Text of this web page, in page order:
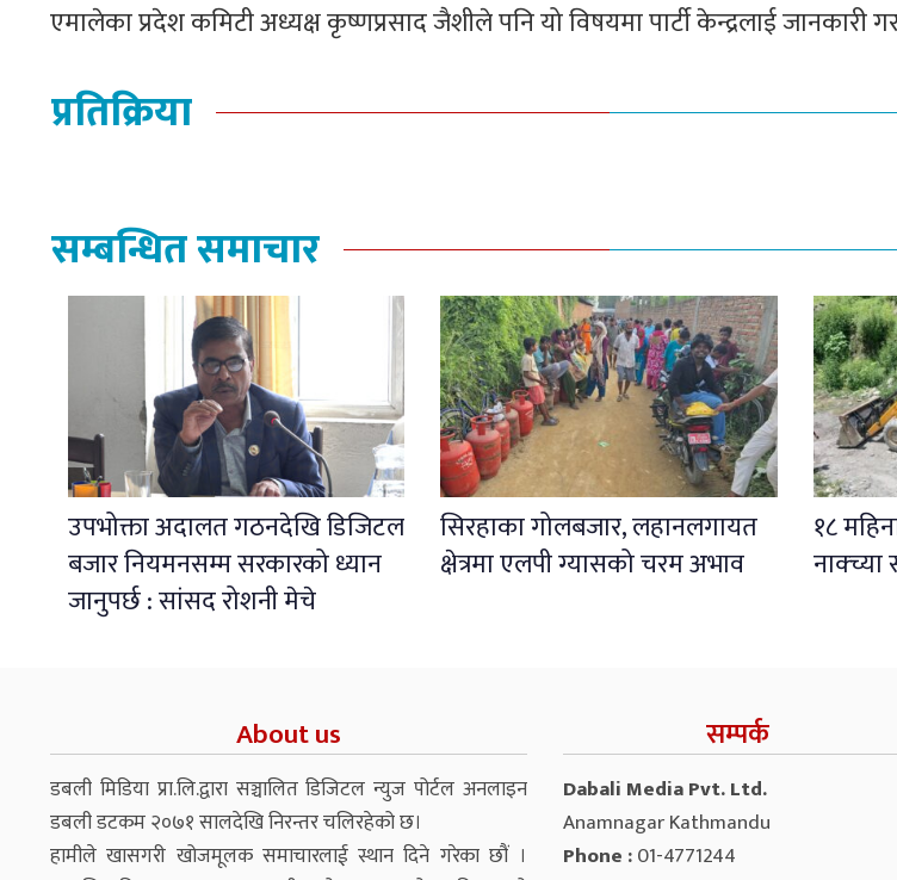
एमालेका प्रदेश कमिटी अध्यक्ष कृष्णप्रसाद जैशीले पनि यो विषयमा पार्टी केन्द्रलाई जानकारी
प्रतिक्रिया
सम्बन्धित समाचार
उपभोक्ता अदालत गठनदेखि डिजिटल
बजार नियमनसम्म सरकारको ध्यान
जानुपर्छ : सांसद रोशनी मेचे
सिरहाका गोलबजार, लहानलगायत
क्षेत्रमा एलपी ग्यासको चरम अभाव
१८
About us
डबली मिडिया प्रा.लि.द्वारा सञ्चालित डिजिटल न्युज पोर्टल अनलाइन
डबली डटकम २०७१ सालदेखि निरन्तर चलिरहेको छ।
हामीले खासगरी खोजमूलक समाचारलाई स्थान दिने गरेका छौं ।
सम्पर्क
Dabali Media Pvt. Ltd.
Anamnagar Kathmandu
Phone :01-4771244